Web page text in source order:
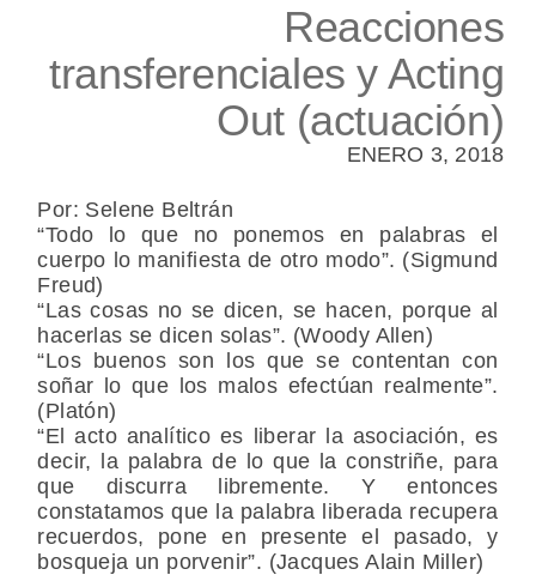
Reacciones
transferenciales y Acting
Out (actuación)
ENERO 3, 2018
Por: Selene Beltrán
“Todo lo que no ponemos en palabras el
cuerpo lo manifiesta de otro modo”. (Sigmund
Freud)
“Las cosas no se dicen, se hacen, porque al
hacerlas se dicen solas”. (Woody Allen)
“Los buenos son los que se contentan con
soñar lo que los malos efectúan realmente”.
(Platón)
“El acto analítico es liberar la asociación, es
decir, la palabra de lo que la constriñe, para
que discurra libremente. Y entonces
constatamos que la palabra liberada recupera
recuerdos, pone en presente el pasado, y
bosqueja un porvenir”. (Jacques Alain Miller)